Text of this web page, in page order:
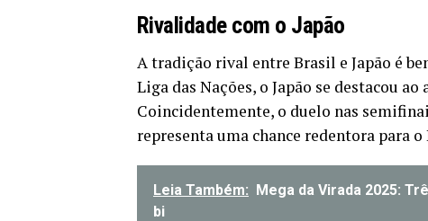
Rivalidade com o Japão
A tradição rival entre Brasil e Japão é
Liga das Nações, o Japão se destacou
Coincidentemente, o duelo nas
representa uma chance redentora para o
Leia Também: Mega da Virada 2025:
bi